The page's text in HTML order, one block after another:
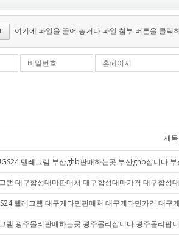
여기에 파일을 끌어 놓거나 파일 첨부 버튼을 클릭
비밀번호 홈페이지
제목
텔레그램 부산ghb판매하는곳 부산ghb삽니다
램 대구합성대마판매처 대구합성대마가격 대구합성
텔레그램 대구케타민판매처 대구케타민가격 대구
램 광주몰리판매하는곳 광주몰리삽니다 광주몰리팝